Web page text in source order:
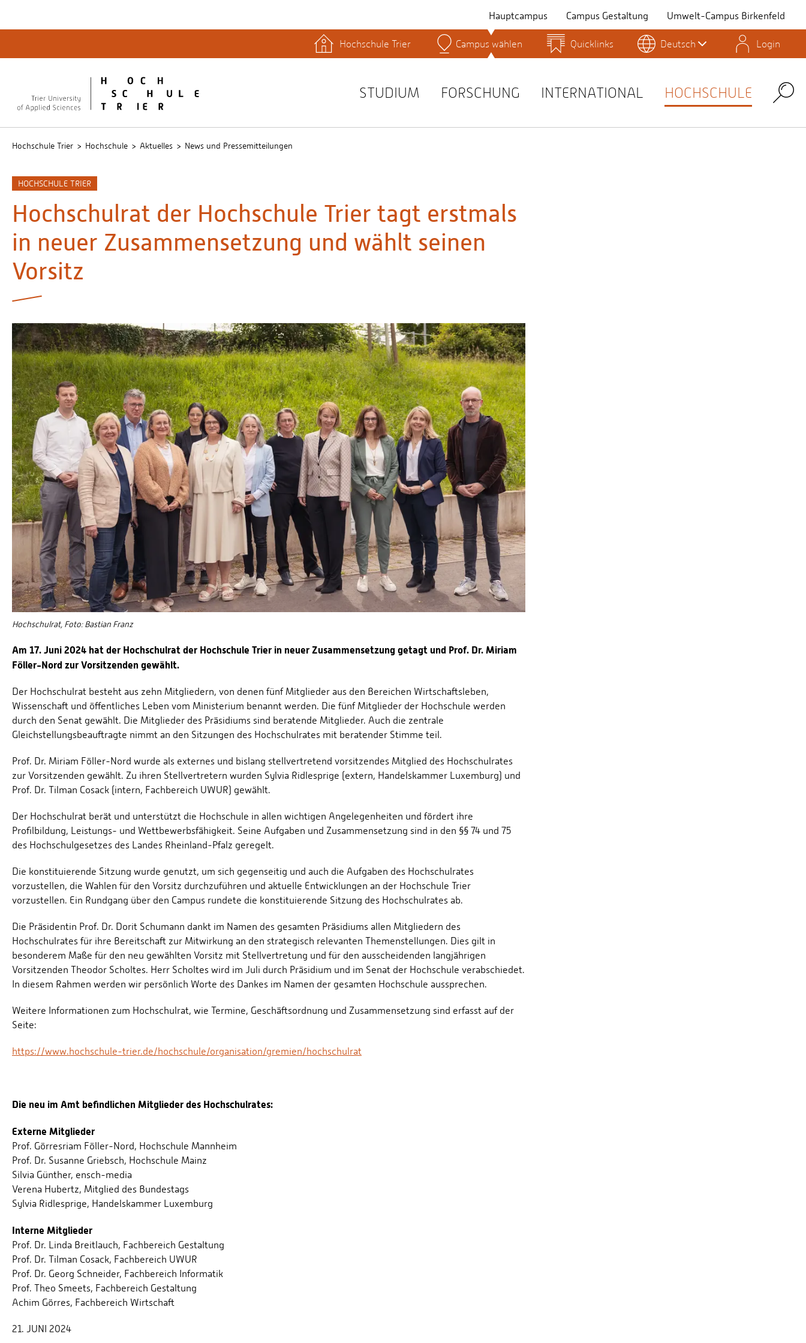
Hauptcampus Campus Gestaltung Umwelt-Campus Birkenfeld
Lernplattformen
Personensuche
Studienservice
Stud.IP
Hochschule Trier Campus wählen Quicklinks Deutsch Login
STUDIUM FORSCHUNG INTERNATIONAL HOCHSCHULE Search
Hochschule Trier Hochschule Aktuelles News und Pressemitteilungen
HOCHSCHULE TRIER
Hochschulrat der Hochschule Trier tagt erstmals
in neuer Zusammensetzung und wählt seinen
Vorsitz
Hochschulrat, Foto: Bastian Franz
Am 17. Juni 2024 hat der Hochschulrat der Hochschule Trier in neuer Zusammensetzung getagt und Prof. Dr. Miriam
Föller-Nord zur Vorsitzenden gewählt.
Der Hochschulrat besteht aus zehn Mitgliedern, von denen fünf Mitglieder aus den Bereichen Wirtschaftsleben,
Wissenschaft und öffentliches Leben vom Ministerium benannt werden. Die fünf Mitglieder der Hochschule werden
durch den Senat gewählt. Die Mitglieder des Präsidiums sind beratende Mitglieder. Auch die zentrale
Gleichstellungsbeauftragte nimmt an den Sitzungen des Hochschulrates mit beratender Stimme teil.
Prof. Dr. Miriam Föller-Nord wurde als externes und bislang stellvertretend vorsitzendes Mitglied des Hochschulrates
zur Vorsitzenden gewählt. Zu ihren Stellvertretern wurden Sylvia Ridlesprige (extern, Handelskammer Luxemburg) und
Prof. Dr. Tilman Cosack (intern, Fachbereich UWUR) gewählt.
Der Hochschulrat berät und unterstützt die Hochschule in allen wichtigen Angelegenheiten und fördert ihre
Profilbildung, Leistungs- und Wettbewerbsfähigkeit. Seine Aufgaben und Zusammensetzung sind in den §§ 74 und 75
des Hochschulgesetzes des Landes Rheinland-Pfalz geregelt.
Die konstituierende Sitzung wurde genutzt, um sich gegenseitig und auch die Aufgaben des Hochschulrates
vorzustellen, die Wahlen für den Vorsitz durchzuführen und aktuelle Entwicklungen an der Hochschule Trier
vorzustellen. Ein Rundgang über den Campus rundete die konstituierende Sitzung des Hochschulrates ab.
Die Präsidentin Prof. Dr. Dorit Schumann dankt im Namen des gesamten Präsidiums allen Mitgliedern des
Hochschulrates für ihre Bereitschaft zur Mitwirkung an den strategisch relevanten Themenstellungen. Dies gilt in
besonderem Maße für den neu gewählten Vorsitz mit Stellvertretung und für den ausscheidenden langjährigen
Vorsitzenden Theodor Scholtes. Herr Scholtes wird im Juli durch Präsidium und im Senat der Hochschule verabschiedet.
In diesem Rahmen werden wir persönlich Worte des Dankes im Namen der gesamten Hochschule aussprechen.
Weitere Informationen zum Hochschulrat, wie Termine, Geschäftsordnung und Zusammensetzung sind erfasst auf der
Seite:
https://www.hochschule-trier.de/hochschule/organisation/gremien/hochschulrat
Die neu im Amt befindlichen Mitglieder des Hochschulrates:
Externe Mitglieder
Prof. Görresriam Föller-Nord, Hochschule Mannheim
Prof. Dr. Susanne Griebsch, Hochschule Mainz
Silvia Günther, ensch-media
Verena Hubertz, Mitglied des Bundestags
Sylvia Ridlesprige, Handelskammer Luxemburg
Interne Mitglieder
Prof. Dr. Linda Breitlauch, Fachbereich Gestaltung
Prof. Dr. Tilman Cosack, Fachbereich UWUR
Prof. Dr. Georg Schneider, Fachbereich Informatik
Prof. Theo Smeets, Fachbereich Gestaltung
Achim Görres, Fachbereich Wirtschaft
21. JUNI 2024